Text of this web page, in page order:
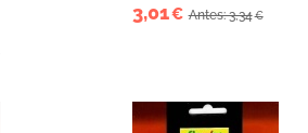
3,01€ Antes: 3,34€